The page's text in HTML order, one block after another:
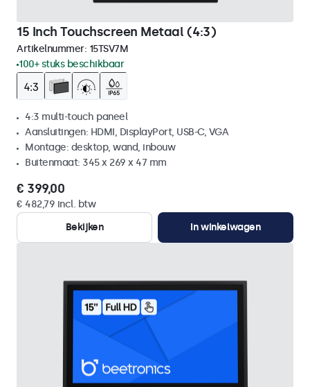
15 Inch Touchscreen Metaal (4:3)
Artikelnummer: 15TSV7M
100+ stuks beschikbaar
4:3 multi-touch paneel
Aansluitingen: HDMI, DisplayPort, USB-C, VGA
Montage: desktop, wand, inbouw
Buitenmaat: 345 x 269 x 47 mm
€ 399,00
€ 482,79 incl. btw
Bekijken
In winkelwagen